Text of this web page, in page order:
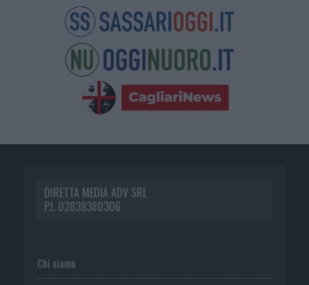
DIRETTA MEDIA ADV SRL
P.I. 02839380306
Chi siamo